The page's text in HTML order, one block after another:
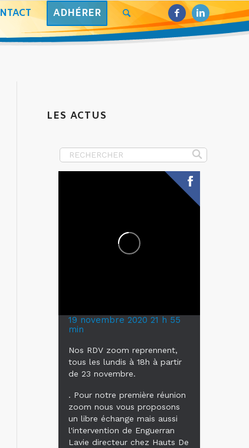
ADHÉRER
LES ACTUS
19 novembre 2020 21 h 55
min
Nos RDV zoom reprennent,
tous les lundis à 18h à partir
de 23 novembre.
. Pour notre première réunion
zoom nous vous proposons
un libre échange mais aussi
l'intervention de Enguerran
Lavie directeur chez Hauts De